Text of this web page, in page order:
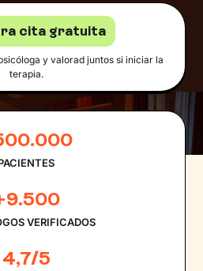
cita gratuita
y valorad juntos si iniciar la
terapia.
VERIFICADOS
4,7/5